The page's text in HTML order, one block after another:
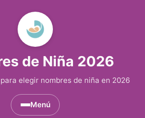
de Niña 2026
elegir nombres de niña en 2026
Menú